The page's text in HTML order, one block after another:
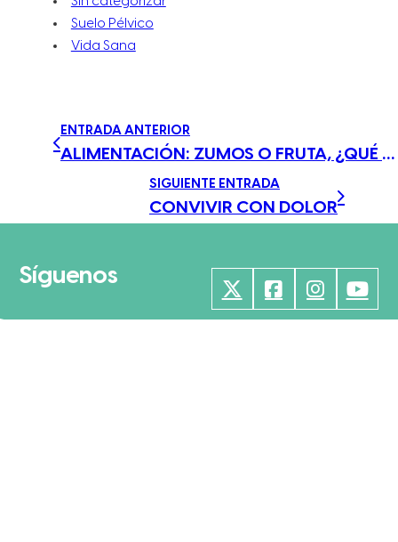
Suelo Pélvico
Vida Sana
ENTRADA ANTERIOR
ALIMENTACIÓN: ZUMOS O FRUTA, ¿QUÉ ES MEJOR?
SIGUIENTE ENTRADA
CONVIVIR CON DOLOR
Síguenos